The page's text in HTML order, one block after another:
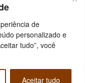
de
personalizado e
tudo”, você
Aceitar tudo